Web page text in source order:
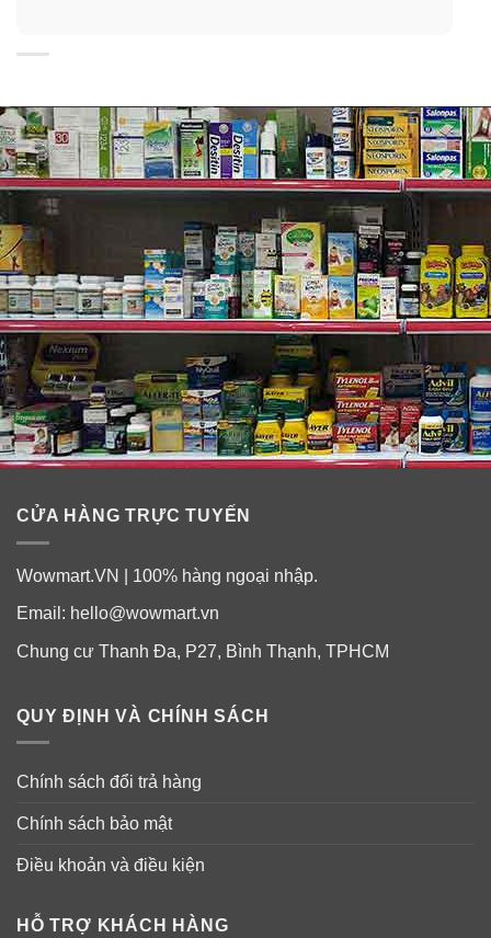
CỬA HÀNG TRỰC TUYẾN
Wowmart.VN | 100% hàng ngoại nhập.
Email: hello@wowmart.vn
Chung cư Thanh Đa, P27, Bình Thạnh, TPHCM
QUY ĐỊNH VÀ CHÍNH SÁCH
Chính sách đổi trả hàng
Chính sách bảo mật
Điều khoản và điều kiện
HỖ TRỢ KHÁCH HÀNG